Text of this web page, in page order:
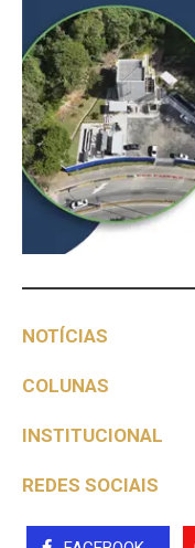
NOTÍCIAS
COLUNAS
INSTITUCIONAL
REDES SOCIAIS